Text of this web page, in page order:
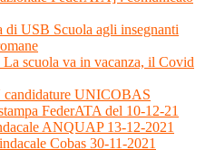
di USB Scuola agli insegnanti
scuola va in vacanza, il Covid
candidature UNICOBAS
FederATA del 10-12-21
ANQUAP 13-12-2021
Cobas 30-11-2021